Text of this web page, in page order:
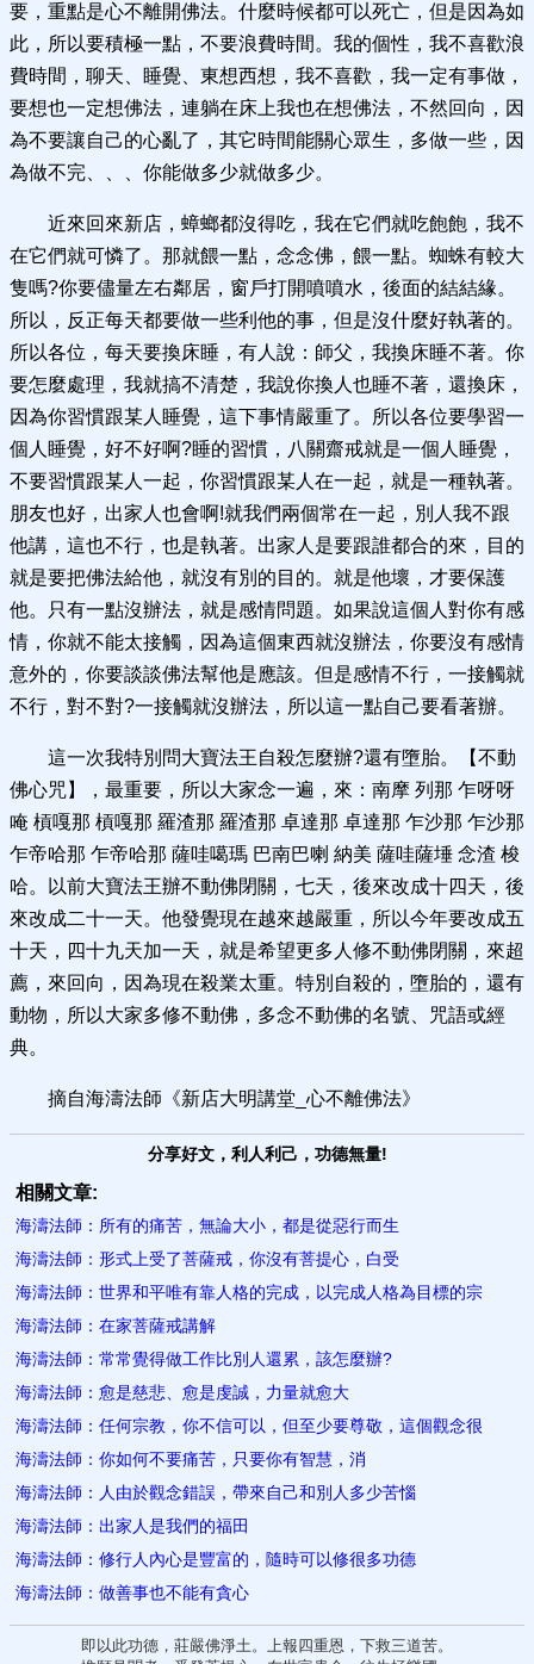
要，重點是心不離開佛法。什麼時候都可以死亡，但是因為如
此，所以要積極一點，不要浪費時間。我的個性，我不喜歡浪
費時間，聊天、睡覺、東想西想，我不喜歡，我一定有事做，
要想也一定想佛法，連躺在床上我也在想佛法，不然回向，因
為不要讓自己的心亂了，其它時間能關心眾生，多做一些，因
為做不完、、、你能做多少就做多少。
近來回來新店，蟑螂都沒得吃，我在它們就吃飽飽，我不
在它們就可憐了。那就餵一點，念念佛，餵一點。蜘蛛有較大
隻嗎?你要儘量左右鄰居，窗戶打開噴噴水，後面的結結緣。
所以，反正每天都要做一些利他的事，但是沒什麼好執著的。
所以各位，每天要換床睡，有人說：師父，我換床睡不著。你
要怎麼處理，我就搞不清楚，我說你換人也睡不著，還換床，
因為你習慣跟某人睡覺，這下事情嚴重了。所以各位要學習一
個人睡覺，好不好啊?睡的習慣，八關齋戒就是一個人睡覺，
不要習慣跟某人一起，你習慣跟某人在一起，就是一種執著。
朋友也好，出家人也會啊!就我們兩個常在一起，別人我不跟
他講，這也不行，也是執著。出家人是要跟誰都合的來，目的
就是要把佛法給他，就沒有別的目的。就是他壞，才要保護
他。只有一點沒辦法，就是感情問題。如果說這個人對你有感
情，你就不能太接觸，因為這個東西就沒辦法，你要沒有感情
意外的，你要談談佛法幫他是應該。但是感情不行，一接觸就
不行，對不對?一接觸就沒辦法，所以這一點自己要看著辦。
這一次我特別問大寶法王自殺怎麼辦?還有墮胎。【不動
佛心咒】，最重要，所以大家念一遍，來：南摩 列那 乍呀呀
唵 槓嘎那 槓嘎那 羅渣那 羅渣那 卓達那 卓達那 乍沙那 乍沙那
乍帝哈那 乍帝哈那 薩哇噶瑪 巴南巴喇 納美 薩哇薩埵 念渣 梭
哈。以前大寶法王辦不動佛閉關，七天，後來改成十四天，後
來改成二十一天。他發覺現在越來越嚴重，所以今年要改成五
十天，四十九天加一天，就是希望更多人修不動佛閉關，來超
薦，來回向，因為現在殺業太重。特別自殺的，墮胎的，還有
動物，所以大家多修不動佛，多念不動佛的名號、咒語或經
典。
摘自海濤法師《新店大明講堂_心不離佛法》
分享好文，利人利己，功德無量!
相關文章:
海濤法師：所有的痛苦，無論大小，都是從惡行而生
海濤法師：形式上受了菩薩戒，你沒有菩提心，白受
海濤法師：世界和平唯有靠人格的完成，以完成人格為目標的宗
海濤法師：在家菩薩戒講解
海濤法師：常常覺得做工作比別人還累，該怎麼辦?
海濤法師：愈是慈悲、愈是虔誠，力量就愈大
海濤法師：任何宗教，你不信可以，但至少要尊敬，這個觀念很
海濤法師：你如何不要痛苦，只​要你有智慧，消
海濤法師：人由於觀念錯誤，帶來自己和別人多少苦惱
海濤法師：出家人​是我們的福田
海濤法師：修行人內心是豐富的，隨時可以修很多功德
海濤法師：做善事也不能有貪心
即以此功德，莊嚴佛淨土。上報四重恩，下救三道苦。